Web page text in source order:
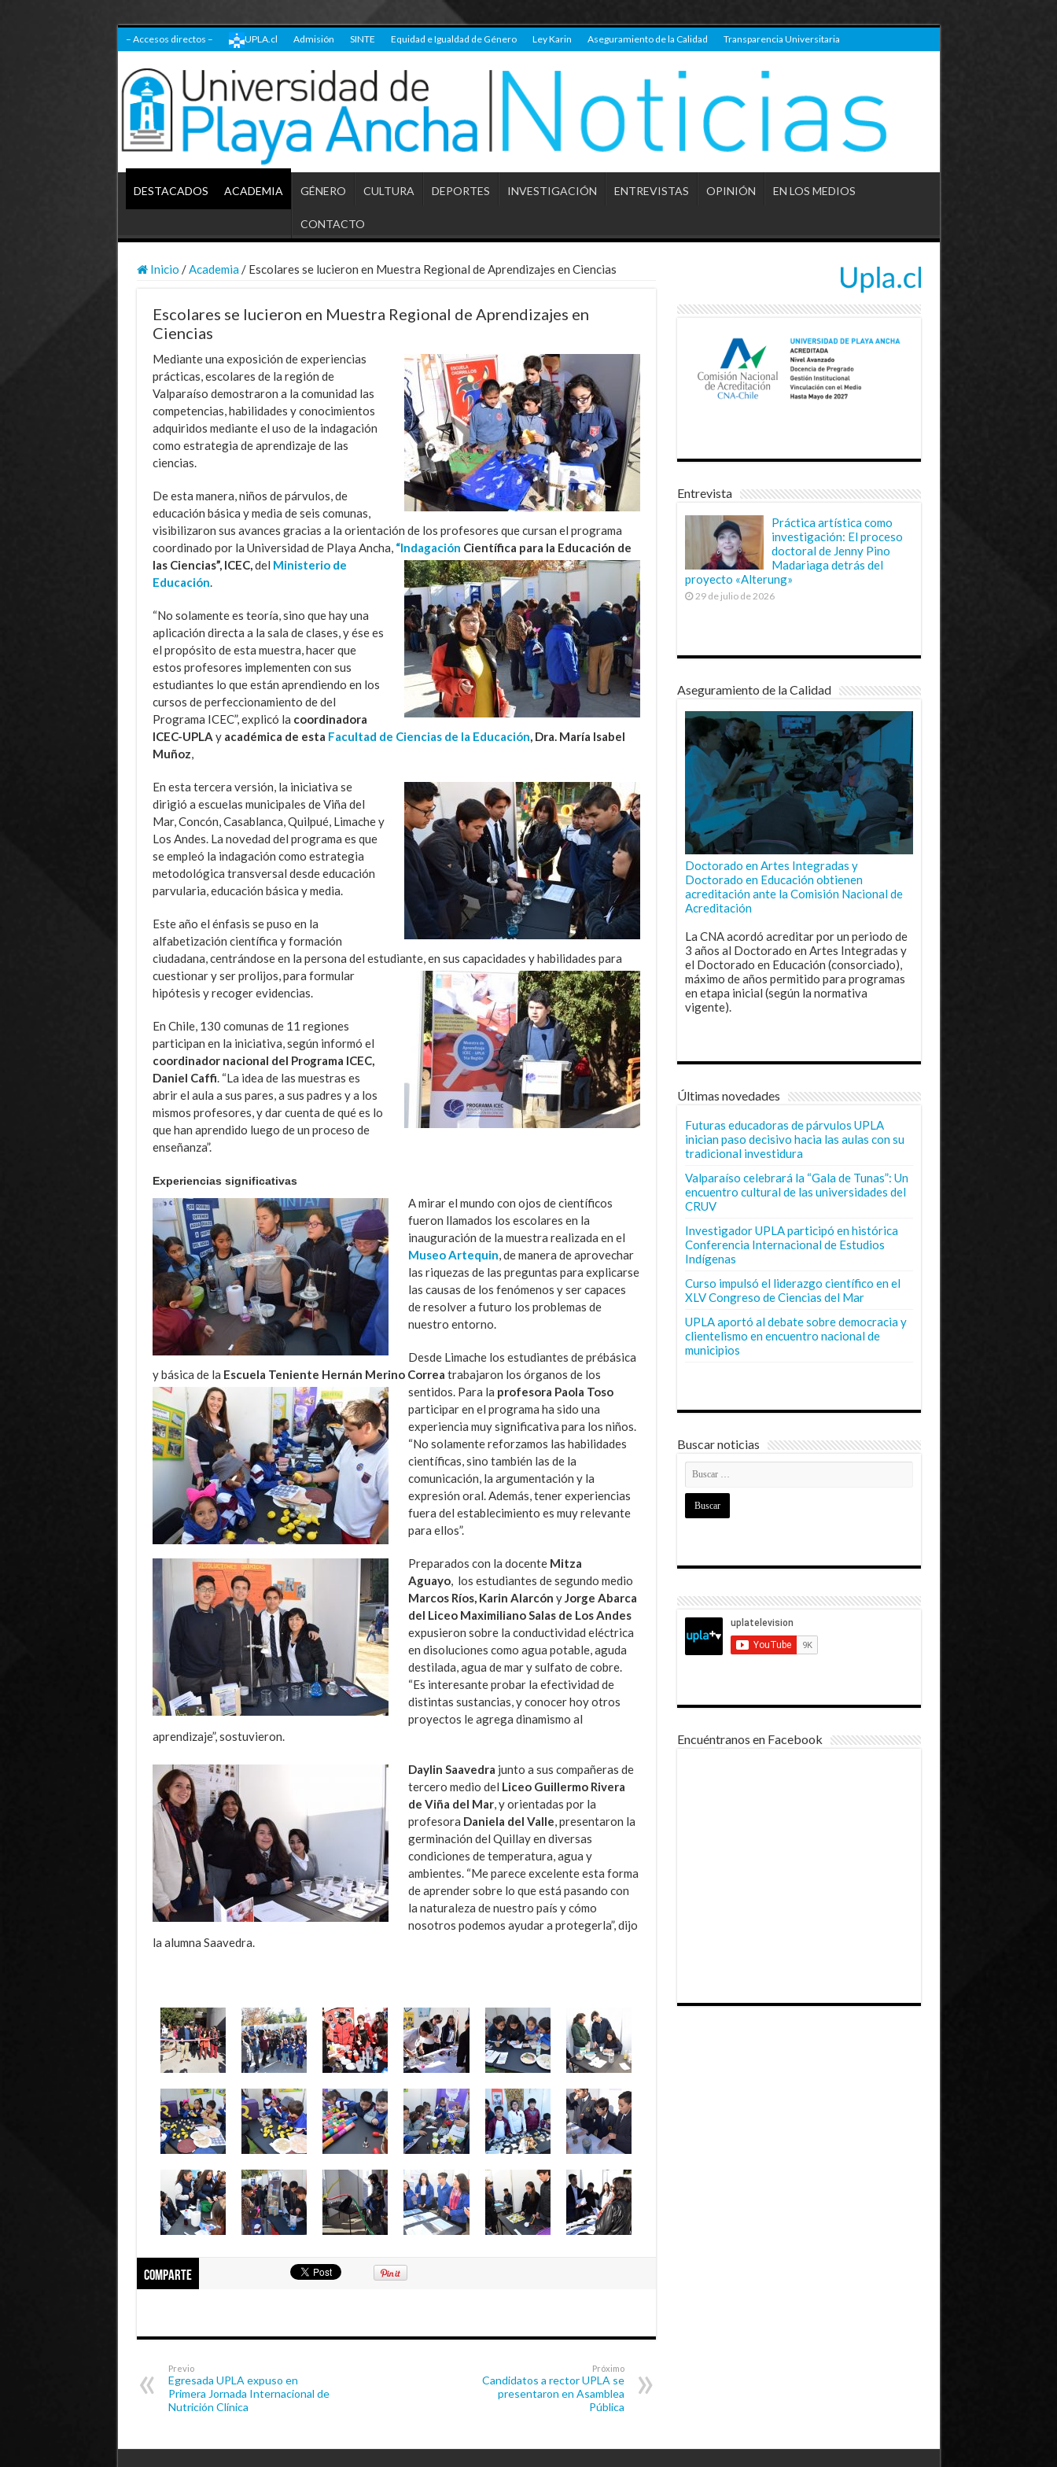
– Accesos directos – UPLA.cl Admisión SINTE Equidad e Igualdad de Género Ley Karin Aseguramiento de la Calidad Transparencia Universitaria
DESTACADOS ACADEMIA GÉNERO CULTURA DEPORTES INVESTIGACIÓN ENTREVISTAS OPINIÓN EN LOS MEDIOS
CONTACTO
Inicio / Academia / Escolares se lucieron en Muestra Regional de Aprendizajes en Ciencias
Escolares se lucieron en Muestra Regional de Aprendizajes en
Ciencias
Mediante una exposición de experiencias
prácticas, escolares de la región de
Valparaíso demostraron a la comunidad las
competencias, habilidades y conocimientos
adquiridos mediante el uso de la indagación
como estrategia de aprendizaje de las
ciencias.
De esta manera, niños de párvulos, de
educación básica y media de seis comunas,
visibilizaron sus avances gracias a la orientación de los profesores que cursan el programa
coordinado por la Universidad de Playa Ancha, “Indagación Científica para la Educación de
las Ciencias”, ICEC, del Ministerio de
Educación
“No solamente es teoría, sino que hay una
aplicación directa a la sala de clases, y ése es
el propósito de esta muestra, hacer que
estos profesores implementen con sus
estudiantes lo que están aprendiendo en los
cursos de perfeccionamiento de del
Programa ICEC”, explicó la coordinadora
ICEC-UPLA y académica de esta Facultad de Ciencias de la Educación , Dra. María Isabel
Muñoz
En esta tercera versión, la iniciativa se
dirigió a escuelas municipales de Viña del
Mar, Concón, Casablanca, Quilpué, Limache y
Los Andes. La novedad del programa es que
se empleó la indagación como estrategia
metodológica transversal desde educación
parvularia, educación básica y media.
Este año el énfasis se puso en la
alfabetización científica y formación
ciudadana, centrándose en la persona del estudiante, en sus capacidades y habilidades para
cuestionar y ser prolijos, para formular
hipótesis y recoger evidencias.
En Chile, 130 comunas de 11 regiones
participan en la iniciativa, según informó el
coordinador nacional del Programa ICEC,
Daniel Caffi . “La idea de las muestras es
abrir el aula a sus pares, a sus padres y a los
mismos profesores, y dar cuenta de qué es lo
que han aprendido luego de un proceso de
enseñanza”.
Experiencias significativas
A mirar el mundo con ojos de científicos
fueron llamados los escolares en la
inauguración de la muestra realizada en el
Museo Artequin , de manera de aprovechar
las riquezas de las preguntas para explicarse
las causas de los fenómenos y ser capaces
de resolver a futuro los problemas de
nuestro entorno.
Desde Limache los estudiantes de prébásica
y básica de la Escuela Teniente Hernán Merino Correa trabajaron los órganos de los
sentidos. Para la profesora Paola Toso
participar en el programa ha sido una
experiencia muy significativa para los niños.
“No solamente reforzamos las habilidades
científicas, sino también las de la
comunicación, la argumentación y la
expresión oral. Además, tener experiencias
fuera del establecimiento es muy relevante
para ellos”.
Preparados con la docente Mitza
Aguayo, los estudiantes de segundo medio
Marcos Ríos, Karin Alarcón yJorge Abarca
del Liceo Maximiliano Salas de Los Andes
expusieron sobre la conductividad eléctrica
en disoluciones como agua potable, aguda
destilada, agua de mar y sulfato de cobre.
“Es interesante probar la efectividad de
distintas sustancias, y conocer hoy otros
proyectos le agrega dinamismo al
aprendizaje”, sostuvieron.
Daylin Saavedra junto a sus compañeras de
tercero medio del Liceo Guillermo Rivera
de Viña del Mar, y orientadas por la
profesora Daniela del Valle , presentaron la
germinación del Quillay en diversas
condiciones de temperatura, agua y
ambientes. “Me parece excelente esta forma
de aprender sobre lo que está pasando con
la naturaleza de nuestro país y cómo
nosotros podemos ayudar a protegerla”, dijo
la alumna Saavedra.
Comparte
Previo
Egresada UPLA expuso en
Primera Jornada Internacional de
Nutrición Clínica
Próximo
Candidatos a rector UPLA se
presentaron en Asamblea
Pública
Entrevista
Práctica artística como
investigación: El proceso
doctoral de Jenny Pino
Madariaga detrás del
proyecto «Alterung»
29 de julio de 2026
Aseguramiento de la Calidad
Doctorado en Artes Integradas y
Doctorado en Educación obtienen
acreditación ante la Comisión Nacional de
Acreditación
La CNA acordó acreditar por un periodo de
3 años al Doctorado en Artes Integradas y
el Doctorado en Educación (consorciado),
máximo de años permitido para programas
en etapa inicial (según la normativa
vigente).
Últimas novedades
Futuras educadoras de párvulos UPLA
inician paso decisivo hacia las aulas con su
tradicional investidura
Valparaíso celebrará la “Gala de Tunas”: Un
encuentro cultural de las universidades del
CRUV
Investigador UPLA participó en histórica
Conferencia Internacional de Estudios
Indígenas
Curso impulsó el liderazgo científico en el
XLV Congreso de Ciencias del Mar
UPLA aportó al debate sobre democracia y
clientelismo en encuentro nacional de
municipios
Buscar noticias
Encuéntranos en Facebook